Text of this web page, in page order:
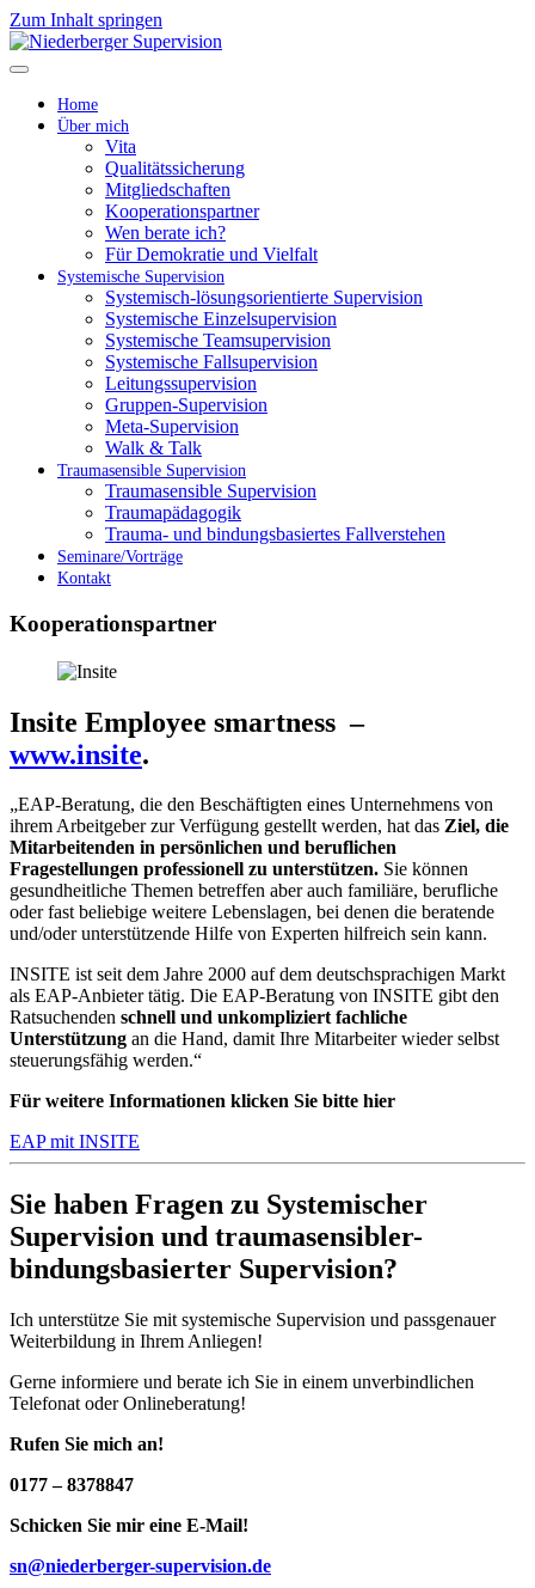
Zum Inhalt springen
Home
Über mich
Vita
Qualitätssicherung
Mitgliedschaften
Kooperationspartner
Wen berate ich?
Für Demokratie und Vielfalt
Systemische Supervision
Systemisch-lösungsorientierte Supervision
Systemische Einzelsupervision
Systemische Teamsupervision
Systemische Fallsupervision
Leitungssupervision
Gruppen-Supervision
Meta-Supervision
Walk & Talk
Traumasensible Supervision
Traumasensible Supervision
Traumapädagogik
Trauma- und bindungsbasiertes Fallverstehen
Seminare/Vorträge
Kontakt
Kooperationspartner
Insite Employee smartness –
www.insite.
„EAP-Beratung, die den Beschäftigten eines Unternehmens von
ihrem Arbeitgeber zur Verfügung gestellt werden, hat das Ziel, die
Mitarbeitenden in persönlichen und beruflichen
Fragestellungen professionell zu unterstützen. Sie können
gesundheitliche Themen betreffen aber auch familiäre, berufliche
oder fast beliebige weitere Lebenslagen, bei denen die beratende
und/oder unterstützende Hilfe von Experten hilfreich sein kann.
INSITE ist seit dem Jahre 2000 auf dem deutschsprachigen Markt
als EAP-Anbieter tätig. Die EAP-Beratung von INSITE gibt den
Ratsuchenden schnell und unkompliziert fachliche
Unterstützung an die Hand, damit Ihre Mitarbeiter wieder selbst
steuerungsfähig werden.“
Für weitere Informationen klicken Sie bitte hier
EAP mit INSITE
Sie haben Fragen zu Systemischer
Supervision und traumasensibler-
bindungsbasierter Supervision?
Ich unterstütze Sie mit systemische Supervision und passgenauer
Weiterbildung in Ihrem Anliegen!
Gerne informiere und berate ich Sie in einem unverbindlichen
Telefonat oder Onlineberatung!
Rufen Sie mich an!
0177 – 8378847
Schicken Sie mir eine E‑Mail!
sn@niederberger-supervision.de